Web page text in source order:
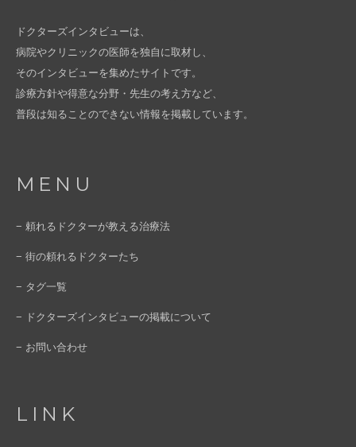
ドクターズインタビューは、
病院やクリニックの医師を独自に取材し、
そのインタビューを集めたサイトです。
診療方針や得意な分野・先生の考え方など、
普段は知ることのできない情報を掲載しています。
MENU
− 頼れるドクターが教える治療法
− 街の頼れるドクターたち
− タグ一覧
− ドクターズインタビューの掲載について
− お問い合わせ
LINK